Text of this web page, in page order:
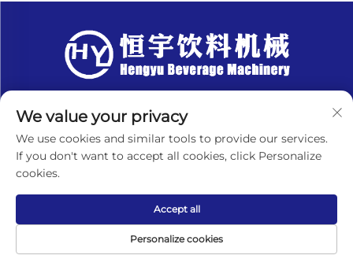
СВЯЖИТЕСЬ С НАМИ
Add: Китай, провинция Цзянсу, город
Чжанцзяган, посёлок Лэю, деревня Циньфэн,
улица Шуанфэн, д. 1007
Тел.:+8618151580069
[email protected]
We value your privacy
We use cookies and similar tools to provide our services.
If you don't want to accept all cookies, click Personalize
cookies.
Personalize cookies
Accept all